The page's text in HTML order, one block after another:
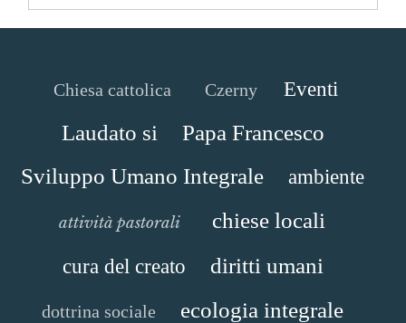
Chiesa cattolica Czerny Eventi
Laudato si
Papa Francesco
Sviluppo Umano Integrale
ambiente
attività pastorali chiese locali
cura del creato diritti umani
dottrina sociale ecologia integrale